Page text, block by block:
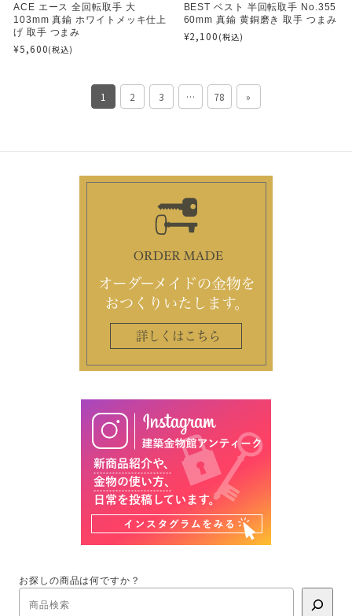
ACE エース 全回転取手 大
103mm 真鍮 ホワイトメッキ仕上
げ 取手 つまみ
¥5,600(税込)
BEST ベスト 半回転取手 No.355
60mm 真鍮 黄銅磨き 取手 つまみ
¥2,100 (税込)
1 2 3 … 78 »
お探しの商品は何ですか？